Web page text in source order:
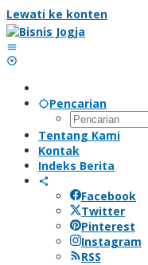
Lewati ke konten
Pencarian
Tentang Kami
Kontak
Indeks Berita
Facebook
Twitter
Pinterest
Instagram
RSS